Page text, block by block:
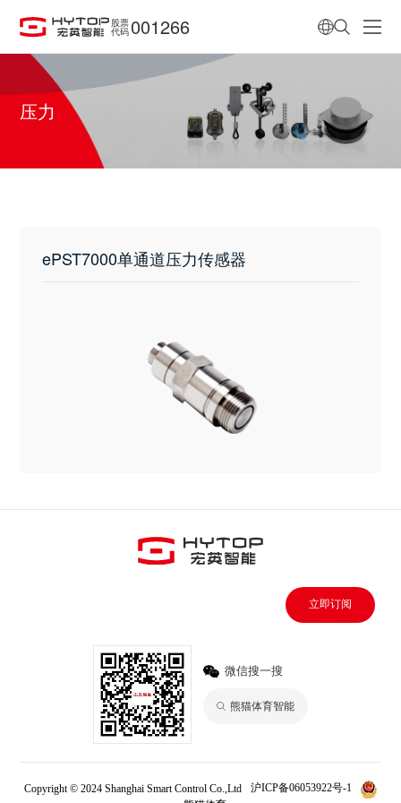
股票
代码 001266
压力
ePST7000单通道压力传感器
立即订阅
微信搜一搜
熊猫体育智能
Copyright © 2024 Shanghai Smart Control Co.,Ltd
沪ICP备06053922号-1